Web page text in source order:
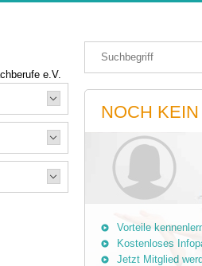
e.V.
NOCH KEIN
Vorteile
Kostenloses
Jetzt Mitglied